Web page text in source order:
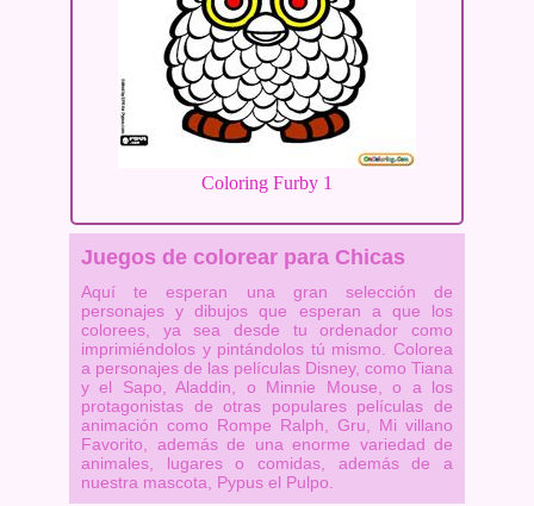
Coloring Furby 1
Juegos de colorear para Chicas
Aquí te esperan una gran selección de
personajes y dibujos que esperan a que los
colorees, ya sea desde tu ordenador como
imprimiéndolos y pintándolos tú mismo. Colorea
a personajes de las películas Disney, como Tiana
y el Sapo, Aladdin, o Minnie Mouse, o a los
protagonistas de otras populares películas de
animación como Rompe Ralph, Gru, Mi villano
Favorito, además de una enorme variedad de
animales, lugares o comidas, además de a
nuestra mascota, Pypus el Pulpo.